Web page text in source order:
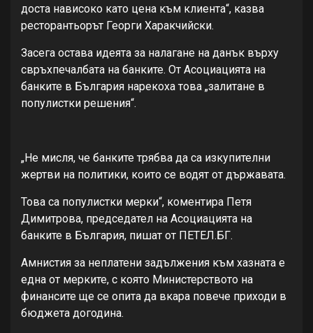
доста нависоко като цена към клиента“, казва
ресторантьорът Георги Харакчийски.
Засега остава идеята за налагане на данък върху
свръхпечалбата на банките. Oт Асоциацията на
банките в България нарекоха това „залитане в
популистки решения“.
„Не мисля, че банките трябва да са изкупителни
жертви на политики, които се водят от държавата.
Това са популистки мерки“, коментира Петя
Димитрова, председател на Асоциацията на
банките в България, пишат от ПЕТЕЛ.БГ.
Амнистия за неплатени задължения към хазната е
една от мерките, с която Министерството на
финансите ще се опита да вкара повече приходи в
бюджета догодина.